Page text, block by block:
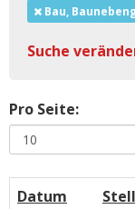
Bau,
Suche
Pro Seite:
Datum